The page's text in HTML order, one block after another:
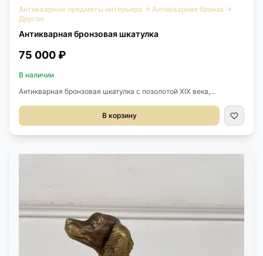
Антикварные предметы интерьера → Антикварная бронза →
Другое
Антикварная бронзовая шкатулка
75 000 ₽
В наличии
Антикварная бронзовая шкатулка с позолотой XIX века,
окантовкой из эмали.Внутри оригинальный
бархат.Оригинальный замочек с ключом.Размер 10х7х5h см.
В корзину